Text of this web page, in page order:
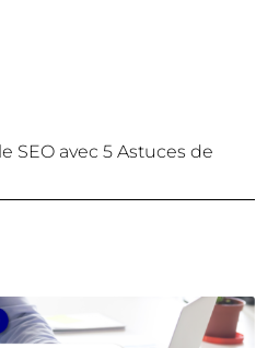
avec 5 Astuces de